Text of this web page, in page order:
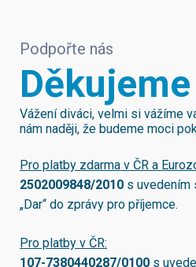
Podpořte nás
Děkujeme
Vážení diváci, velmi si vážíme
nám naději, že budeme moci
Pro platby zdarma v ČR a
2502009848/2010 s uvedením
„Dar“ do zprávy pro příjemce.
Pro platby v ČR:
107-7380440287/0100 s